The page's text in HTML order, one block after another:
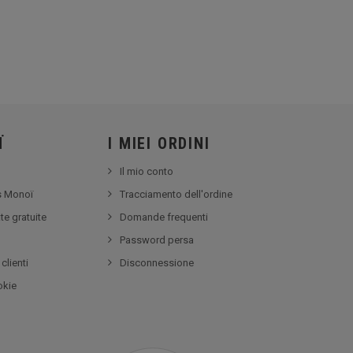
Monoï
gratuite
I MIEI ORDINI
Il mio conto
Tracciamento dell'ordine
Domande frequenti
Password persa
Disconnessione